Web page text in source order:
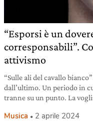
“Esporsi è un
corresponsabili”.
attivismo
“Sulle ali del cavallo
dall’ultimo. Un periodo in
tranne su un punto. La
Musica 2 aprile 2024